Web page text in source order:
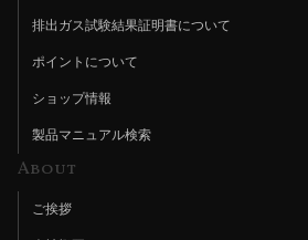
排出ガス試験結果証明書について
ポイントについて
ショップ情報
製品マニュアル検索
About
ご挨拶